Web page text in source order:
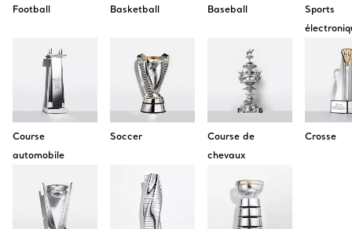
Football Basketball Baseball
Sports
Course
automobile
Soccer
Course de
chevaux
Crosse